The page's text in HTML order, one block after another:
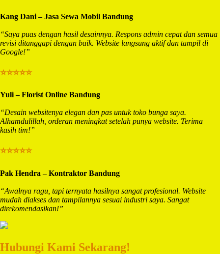
Kang Dani – Jasa Sewa Mobil Bandung
“Saya puas dengan hasil desainnya. Respons admin cepat dan semua
revisi ditanggapi dengan baik. Website langsung aktif dan tampil di
Google!”
⭐⭐⭐⭐⭐
Yuli – Florist Online Bandung
“Desain websitenya elegan dan pas untuk toko bunga saya.
Alhamdulillah, orderan meningkat setelah punya website. Terima
kasih tim!”
⭐⭐⭐⭐⭐
Pak Hendra – Kontraktor Bandung
“Awalnya ragu, tapi ternyata hasilnya sangat profesional. Website
mudah diakses dan tampilannya sesuai industri saya. Sangat
direkomendasikan!”
Hubungi Kami Sekarang!